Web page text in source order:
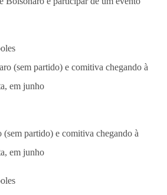
(sem partido) e comitiva chegando à
em junho